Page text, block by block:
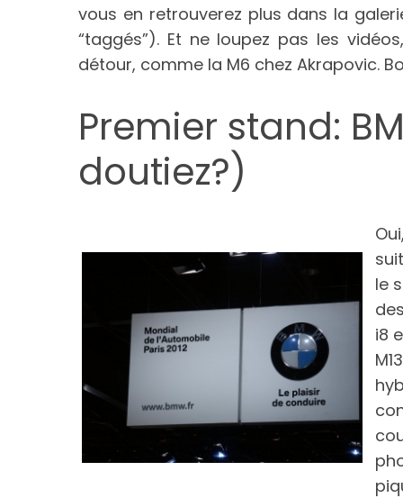
vous en retrouverez plus dans la
“taggés”). Et ne loupez pas les
détour, comme la M6 chez Akrapovic.
Premier stand:
doutiez?)
le
i8